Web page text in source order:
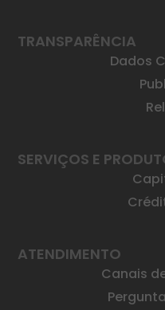
TRANSPARÊNCIA
Dados
SERVIÇOS E
ATENDIMENTO
Canais